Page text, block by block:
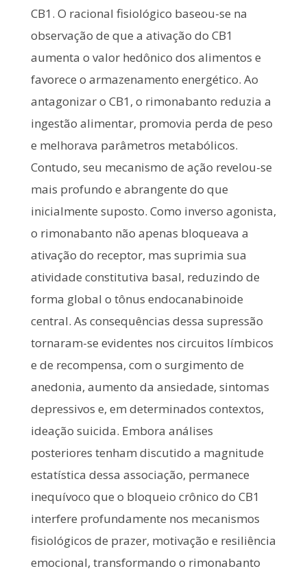
CB1. O racional fisiológico baseou-se na
observação de que a ativação do CB1
aumenta o valor hedônico dos alimentos e
favorece o armazenamento energético. Ao
antagonizar o CB1, o rimonabanto reduzia a
ingestão alimentar, promovia perda de peso
e melhorava parâmetros metabólicos.
Contudo, seu mecanismo de ação revelou-se
mais profundo e abrangente do que
inicialmente suposto. Como inverso agonista,
o rimonabanto não apenas bloqueava a
ativação do receptor, mas suprimia sua
atividade constitutiva basal, reduzindo de
forma global o tônus endocanabinoide
central. As consequências dessa supressão
tornaram-se evidentes nos circuitos límbicos
e de recompensa, com o surgimento de
anedonia, aumento da ansiedade, sintomas
depressivos e, em determinados contextos,
ideação suicida. Embora análises
posteriores tenham discutido a magnitude
estatística dessa associação, permanece
inequívoco que o bloqueio crônico do CB1
interfere profundamente nos mecanismos
fisiológicos de prazer, motivação e resiliência
emocional, transformando o rimonabanto